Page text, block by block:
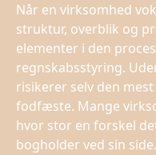
Når en virksomhed
struktur, overblik og
elementer i den
regnskabsstyring.
risikerer selv den
fodfæste. Mange
hvor stor en forskel
bogholder ved sin side.